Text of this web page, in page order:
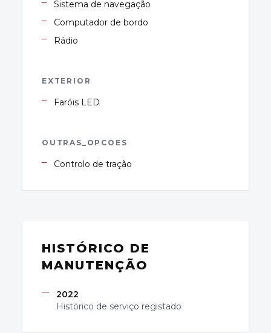
Sistema de navegação
Computador de bordo
Rádio
EXTERIOR
Faróis LED
OUTRAS_OPCOES
Controlo de tração
HISTÓRICO DE
MANUTENÇÃO
2022
Histórico de serviço registado